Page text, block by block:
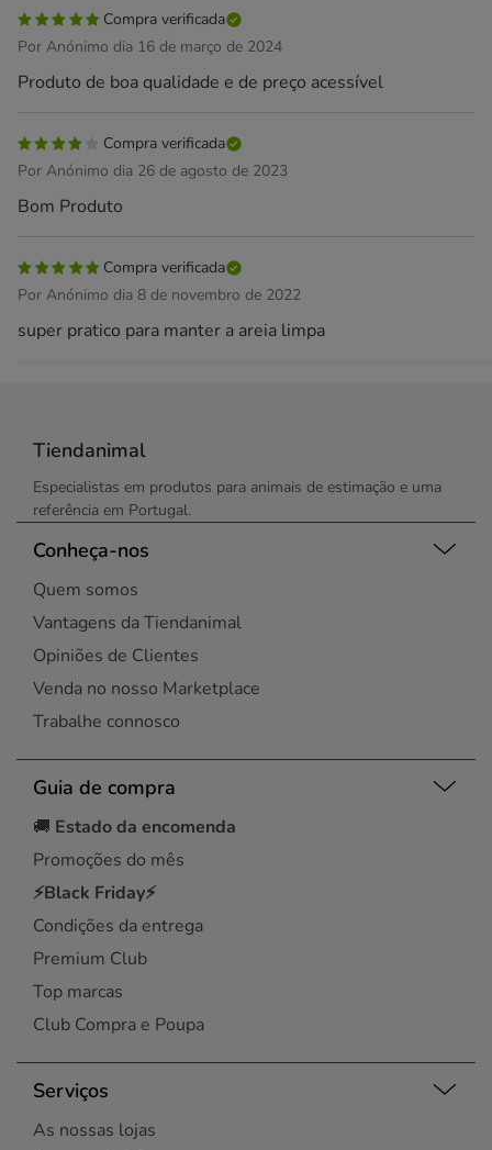
Compra verificada
Por Anónimo dia 16 de março de 2024
Produto de boa qualidade e de preço acessível
Compra verificada
Por Anónimo dia 26 de agosto de 2023
Bom Produto
Compra verificada
Por Anónimo dia 8 de novembro de 2022
super pratico para manter a areia limpa
Tiendanimal
Especialistas em produtos para animais de estimação e uma
referência em Portugal.
Conheça-nos
Quem somos
Vantagens da Tiendanimal
Opiniões de Clientes
Venda no nosso Marketplace
Trabalhe connosco
Guia de compra
🚚 Estado da encomenda
Promoções do mês
⚡Black Friday⚡
Condições da entrega
Premium Club
Top marcas
Club Compra e Poupa
Serviços
As nossas lojas